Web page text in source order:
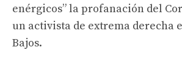
enérgicos” la profanación del
un activista de extrema derecha
Bajos.